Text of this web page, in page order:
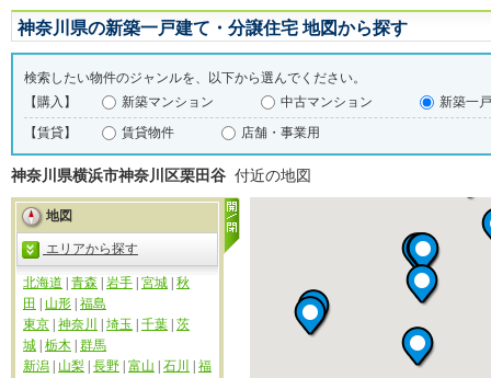
神奈川県の新築一戸建て・分譲住宅 地図から探す
検索したい物件のジャンルを、以下から選んでください。
【購入】
新築マンション 中古マンション
新築一
【賃貸】
賃貸物件 店舗・事業用
神奈川県横浜市神奈川区栗田谷 付近の地図
地図
エリアから探す
北海道 青森 岩手 宮城 秋
田
山形 福島
東京 神奈川 埼玉 千葉 茨
城 栃木 群馬
新潟
山梨 長野 富山 石川
福